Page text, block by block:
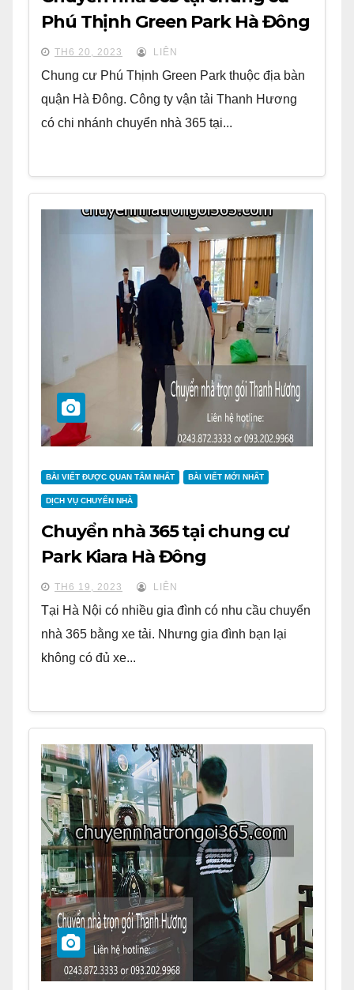
Phú Thịnh Green Park Hà Đông
TH6 20, 2023 LIÊN
Chung cư Phú Thịnh Green Park thuộc địa bàn
quận Hà Đông. Công ty vận tải Thanh Hương
có chi nhánh chuyển nhà 365 tại...
BÀI VIẾT ĐƯỢC QUAN TÂM NHẤT BÀI VIẾT MỚI NHẤT
DỊCH VỤ CHUYỂN NHÀ
Chuyển nhà 365 tại chung cư
Park Kiara Hà Đông
TH6 19, 2023 LIÊN
Tại Hà Nội có nhiều gia đình có nhu cầu chuyển
nhà 365 bằng xe tải. Nhưng gia đình bạn lại
không có đủ xe...